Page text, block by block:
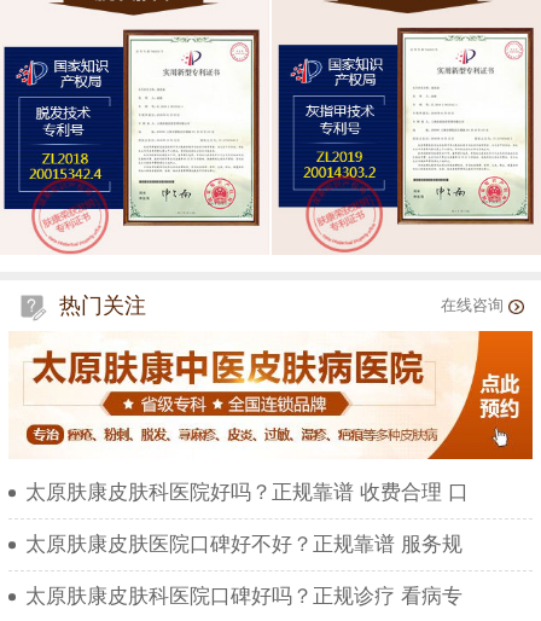
热门关注 在线咨询
太原肤康皮肤科医院好吗？正规靠谱 收费合理 口
太原肤康皮肤医院口碑好不好？正规靠谱 服务规
太原肤康皮肤科医院口碑好吗？正规诊疗 看病专